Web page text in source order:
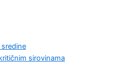
sirovinama